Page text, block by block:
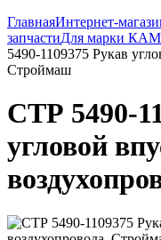
ГлавнаяИнтернет-
запчастиДля марки
5490-1109375 Рукав
Строймаш
СТР 5490-
угловой